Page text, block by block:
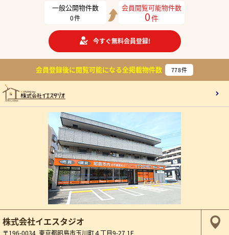
一般公開物件数
0件
会員閲覧可能物件数
0件
今すぐ無料会員登録!
会員登録後に閲覧可能になる全掲載物件数 778件
株式会社イエスタジオ
〒196-0034 東京都昭島市玉川町４丁目9-27 1F